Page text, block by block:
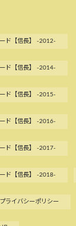
ド【信長】 -2012-
ド【信長】 -2014-
ド【信長】 -2015-
ド【信長】 -2016-
ド【信長】 -2017-
ド【信長】 -2018-
プライバシーポリシー